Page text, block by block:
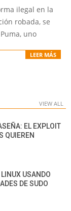
ilegal en la
robada, se
uno
LEER MÁS
VIEW ALL
EL EXPLOIT
QUIEREN
USANDO
DE SUDO